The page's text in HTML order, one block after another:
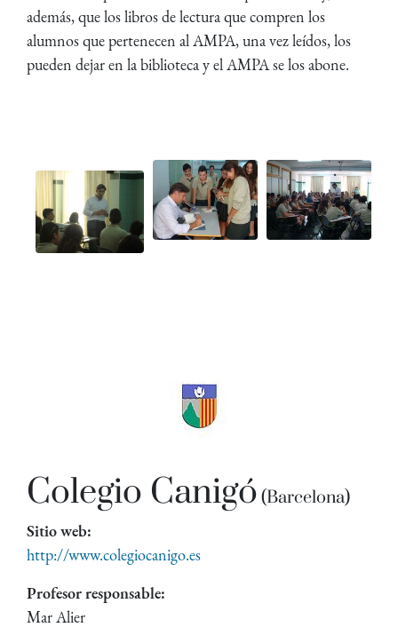
además, que los libros de lectura que compren los
alumnos que pertenecen al AMPA, una vez leídos, los
pueden dejar en la biblioteca y el AMPA se los abone.
Colegio Canigó (Barcelona)
Sitio web:
http://www.colegiocanigo.es
Profesor responsable:
Mar Alier